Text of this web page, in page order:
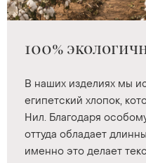
100%
В наших изделиях мы
египетский хлопок,
Нил. Благодаря
оттуда обладает
именно это делает